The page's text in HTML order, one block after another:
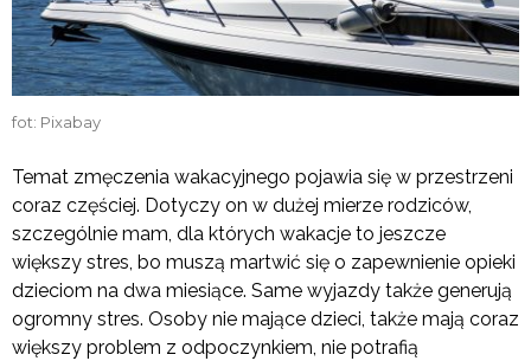
fot: Pixabay
Temat zmęczenia wakacyjnego pojawia się w przestrzeni
coraz częściej. Dotyczy on w dużej mierze rodziców,
szczególnie mam, dla których wakacje to jeszcze
większy stres, bo muszą martwić się o zapewnienie opieki
dzieciom na dwa miesiące. Same wyjazdy także generują
ogromny stres. Osoby nie mające dzieci, także mają coraz
większy problem z odpoczynkiem, nie potrafią